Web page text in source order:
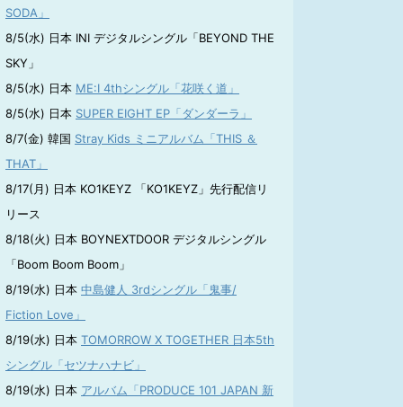
SODA」
8/5(水) 日本 INI デジタルシングル「BEYOND THE
SKY」
8/5(水) 日本 ME:I 4thシングル「花咲く道」
8/5(水) 日本 SUPER EIGHT EP「ダンダーラ」
8/7(金) 韓国 Stray Kids ミニアルバム「THIS ＆
THAT」
8/17(月) 日本 KO1KEYZ 「KO1KEYZ」先行配信リ
リース
8/18(火) 日本 BOYNEXTDOOR デジタルシングル
「Boom Boom Boom」
8/19(水) 日本 中島健人 3rdシングル「鬼事/
Fiction Love」
8/19(水) 日本 TOMORROW X TOGETHER 日本5th
シングル「セツナハナビ」
8/19(水) 日本 アルバム「PRODUCE 101 JAPAN 新